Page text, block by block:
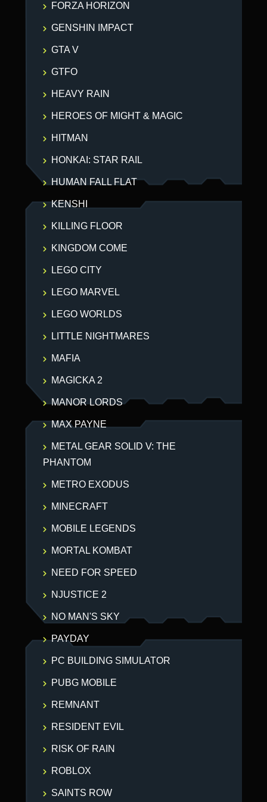
FORZA HORIZON
GENSHIN IMPACT
GTA V
GTFO
HEAVY RAIN
HEROES OF MIGHT & MAGIC
HITMAN
HONKAI: STAR RAIL
HUMAN FALL FLAT
KENSHI
KILLING FLOOR
KINGDOM COME
LEGO CITY
LEGO MARVEL
LEGO WORLDS
LITTLE NIGHTMARES
MAFIA
MAGICKA 2
MANOR LORDS
MAX PAYNE
METAL GEAR SOLID V: THE
PHANTOM
METRO EXODUS
MINECRAFT
MOBILE LEGENDS
MORTAL KOMBAT
NEED FOR SPEED
NJUSTICE 2
NO MAN'S SKY
PAYDAY
PC BUILDING SIMULATOR
PUBG MOBILE
REMNANT
RESIDENT EVIL
RISK OF RAIN
ROBLOX
SAINTS ROW